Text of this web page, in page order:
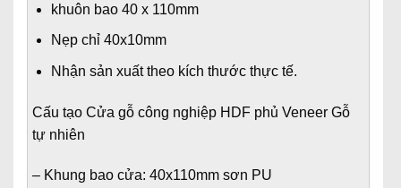
khuôn bao 40 x 110mm
Nẹp chỉ 40x10mm
Nhận sản xuất theo kích thước thực tế.
Cấu tạo Cửa gỗ công nghiệp HDF phủ Veneer Gỗ
tự nhiên
– Khung bao cửa: 40x110mm sơn PU